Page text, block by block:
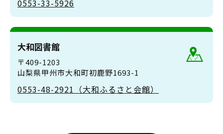
0553-33-5926
大和図書館
〒409-1203
山梨県甲州市大和町初鹿野1693-1
0553-48-2921（大和ふるさと会館）